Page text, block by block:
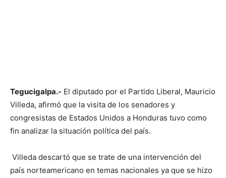
Tegucigalpa.- El diputado por el Partido Liberal, Mauricio
Villeda, afirmó que la visita de los senadores y
congresistas de Estados Unidos a Honduras tuvo como
fin analizar la situación política del país.
Villeda descartó que se trate de una intervención del
país norteamericano en temas nacionales ya que se hizo